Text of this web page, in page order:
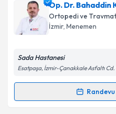
Op. Dr. Yavuz Ünlüiçin
oluşturun. Size bu
takvim hazırlandığında e-
Kişisel verilerimin
Metni'ni okudum ve
Op. Dr. Bahaddin
Ortopedi ve
İzmir, Menemen
Sada Hastanesi
Esatpaşa, İzmir-Çanakkale Asfaltı Cd.
Randevu Takvimi